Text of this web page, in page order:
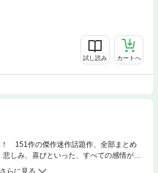
試し読み カートへ
151作の傑作迷作話題作、全部まとめ
しみ、喜びといった、すべての感情が文
らの胸に真っ直ぐ飛び込んでくる。そんな